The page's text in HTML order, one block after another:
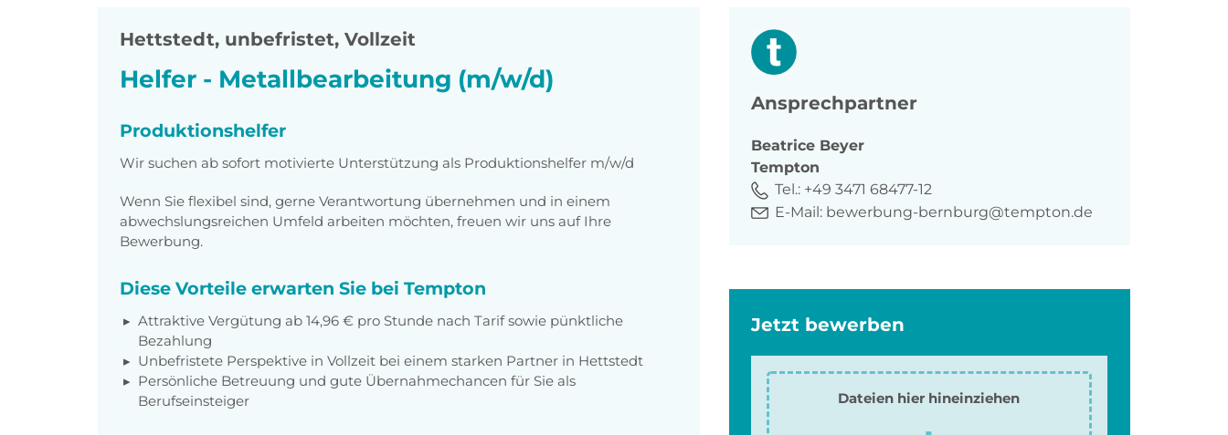
Hettstedt, unbefristet, Vollzeit
Helfer - Metallbearbeitung (m/w/d)
Produktionshelfer
Wir suchen ab sofort motivierte Unterstützung als Produktionshelfer m/w/d
Wenn Sie flexibel sind, gerne Verantwortung übernehmen und in einem
abwechslungsreichen Umfeld arbeiten möchten, freuen wir uns auf Ihre
Bewerbung.
Diese Vorteile erwarten Sie bei Tempton
Attraktive Vergütung ab 14,96 € pro Stunde nach Tarif sowie pünktliche
Bezahlung
Unbefristete Perspektive in Vollzeit bei einem starken Partner in Hettstedt
Persönliche Betreuung und gute Übernahmechancen für Sie als
Berufseinsteiger
Ansprechpartner
Beatrice Beyer
Tempton
Tel.: +49 3471 68477-12
E-Mail: bewerbung-bernburg@tempton.de
Jetzt bewerben
Dateien hier hineinziehen